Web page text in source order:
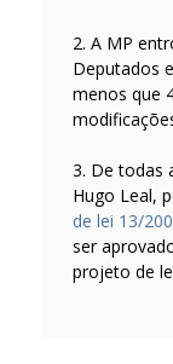
2. A MP
Deputados
menos que
3. De todas
Hugo Leal,
de lei 13/
ser
projeto de